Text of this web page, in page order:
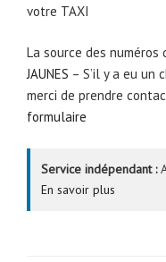
votre TAXI
La source des
JAUNES – S’il y a eu un
merci de prendre
formulaire
Service indépendant :
En savoir plus